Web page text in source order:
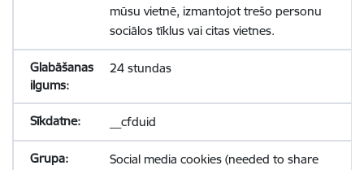
mūsu vietnē, izmantojot trešo personu
sociālos tīklus vai citas vietnes.
24 stundas
__cfduid
Social media cookies (needed to share